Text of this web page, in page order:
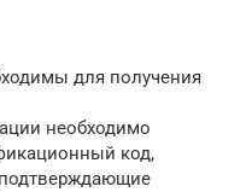
для получения
необходимо
код,